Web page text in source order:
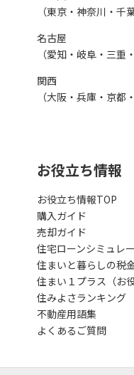
（東京・神奈川・千
名古屋
（愛知・岐阜・三重
関西
（大阪・兵庫・京都
お役立ち情報
お役立ち情報TOP
購入ガイド
売却ガイド
住宅ローンシミュレ
住まいと暮らしの税
住まい１プラス（お
住みよさランキング
不動産用語集
よくあるご質問